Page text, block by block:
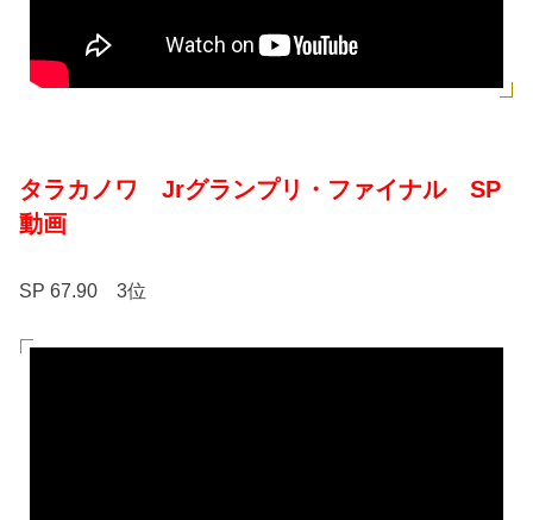
タラカノワ Jrグランプリ・ファイナル SP
動画
SP 67.90 3位